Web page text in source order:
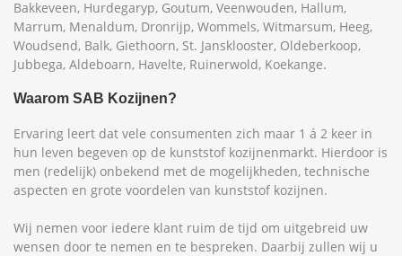
Bakkeveen, Hurdegaryp, Goutum, Veenwouden, Hallum,
Marrum, Menaldum, Dronrijp, Wommels, Witmarsum, Heeg,
Woudsend, Balk, Giethoorn, St. Jansklooster, Oldeberkoop,
Jubbega, Aldeboarn, Havelte, Ruinerwold, Koekange.
Waarom SAB Kozijnen?
Ervaring leert dat vele consumenten zich maar 1 á 2 keer in
hun leven begeven op de kunststof kozijnenmarkt. Hierdoor is
men (redelijk) onbekend met de mogelijkheden, technische
aspecten en grote voordelen van kunststof kozijnen.
Wij nemen voor iedere klant ruim de tijd om uitgebreid uw
wensen door te nemen en te bespreken. Daarbij zullen wij u